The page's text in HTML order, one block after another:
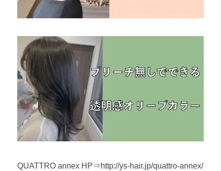
QUATTRO annex HP⇒http://ys-hair.jp/quattro-annex/